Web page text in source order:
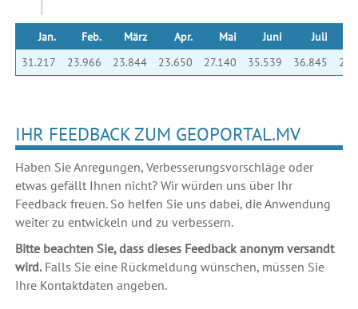
Jan. Feb. März Apr. Mai Juni Juli
31.217
23.966 23.844 23.650 27.140 35.539 36.845
IHR FEEDBACK ZUM GEOPORTAL.MV
Haben Sie Anregungen, Verbesserungsvorschläge oder
etwas gefällt Ihnen nicht? Wir würden uns über Ihr
Feedback freuen. So helfen Sie uns dabei, die Anwendung
weiter zu entwickeln und zu verbessern.
Bitte beachten Sie, dass dieses Feedback anonym versandt
wird.Falls Sie eine Rückmeldung wünschen, müssen Sie
Ihre Kontaktdaten angeben.